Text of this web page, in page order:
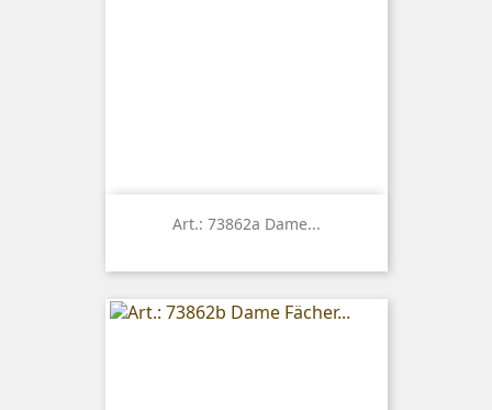
Art.: 73862a Dame...